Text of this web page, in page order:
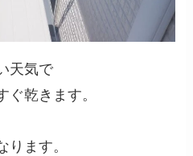
天気で
ぐ乾きます。
ります。